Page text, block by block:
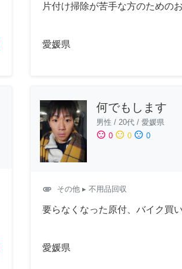
片付け掃除が苦手な方のための
愛媛県
何でもします
男性 / 20代/ 愛媛県
sentiment_satisfied 0 sentiment_neutral 0 sentiment_dissatisfied 0
attachment その他▸ 不用品回収
要らなくなった原付、バイク買
愛媛県